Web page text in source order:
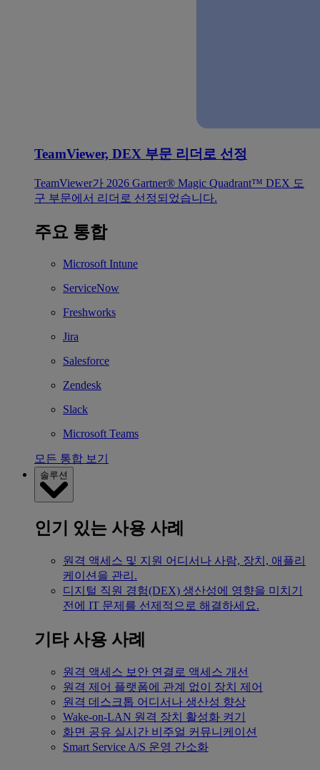
TeamViewer, DEX 부문 리더로 선정
TeamViewer가 2026 Gartner® Magic Quadrant™ DEX 도
구 부문에서 리더로 선정되었습니다.
주요 통합
Microsoft Intune
ServiceNow
Freshworks
Jira
Salesforce
Zendesk
Slack
Microsoft Teams
모든 통합 보기
솔루션
인기 있는 사용 사례
원격 액세스 및 지원 어디서나 사람, 장치, 애플리
케이션을 관리.
디지털 직원 경험(DEX) 생산성에 영향을 미치기
전에 IT 문제를 선제적으로 해결하세요.
기타 사용 사례
원격 액세스 보안 연결로 액세스 개선
원격 제어 플랫폼에 관계 없이 장치 제어
원격 데스크톱 어디서나 생산성 향상
Wake-on-LAN 원격 장치 활성화 켜기
화면 공유 실시간 비주얼 커뮤니케이션
Smart Service A/S 운영 간소화